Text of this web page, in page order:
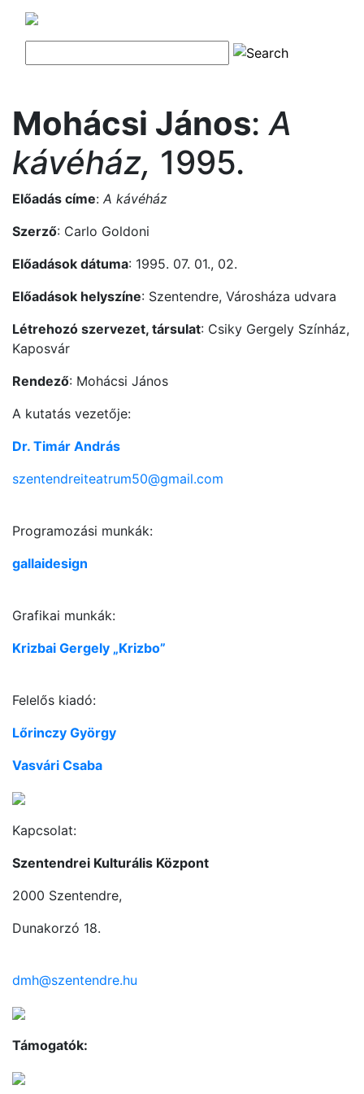
Mohácsi János: A
kávéház, 1995.
Előadás címe: A kávéház
Szerző: Carlo Goldoni
Előadások dátuma: 1995. 07. 01., 02.
Előadások helyszíne: Szentendre, Városháza udvara
Létrehozó szervezet, társulat: Csiky Gergely Színház,
Kaposvár
Rendező: Mohácsi János
A kutatás vezetője:
Dr. Timár András
szentendreiteatrum50@gmail.com
Programozási munkák:
gallaidesign
Grafikai munkák:
Krizbai Gergely „Krizbo”
Felelős kiadó:
Lőrinczy György
Vasvári Csaba
Kapcsolat:
Szentendrei Kulturális Központ
2000 Szentendre,
Dunakorzó 18.
dmh@szentendre.hu
Támogatók: